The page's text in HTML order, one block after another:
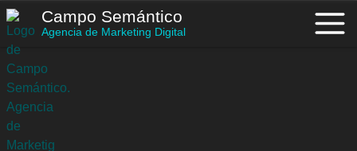
Saltar
al
contenido
Campo Semántico
Agencia de Marketing Digital